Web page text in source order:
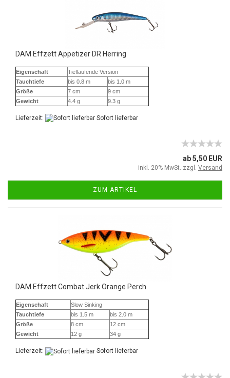
DAM Effzett Appetizer DR Herring
Eigenschaft
Tieflaufende Version
Tauchtiefe
bis 0.8 m
bis 1.0 m
Größe
7 cm
9 cm
Gewicht
4.4 g 9.3 g
Lieferzeit: Sofort lieferbar
ab 5,50 EUR
inkl. 20% MwSt. zzgl. Versand
ZUM ARTIKEL
DAM Effzett Combat Jerk Orange Perch
Eigenschaft
Slow Sinking
Tauchtiefe
bis 1.5 m
bis 2.0 m
Größe
8 cm
12 cm
Gewicht
12 g 34 g
Lieferzeit: Sofort lieferbar